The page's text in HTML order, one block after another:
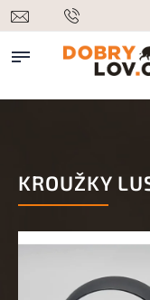
KROUŽKY